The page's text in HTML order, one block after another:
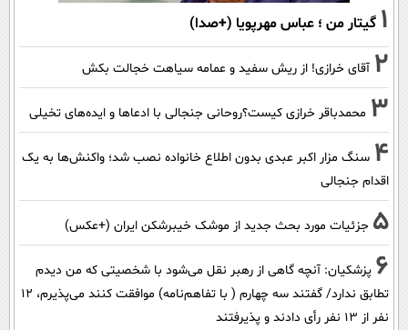
1 گیتار من ؛ عباس مهرپویا (+صدا)
2 آقای خرازی! از ریش سفید و عمامه سیاهت خجالت بکش
3 محمدباقر خرازی کیست؟روحانی جنجالی با ادعاها و ایده‌های تخیلی
4 سنگ مزار اکبر عبدی بدون اطلاع خانواده نصب شد؛ واکنش‌ها به یک
اقدام جنجالی
5 جزئیات مورد بحث جدید از موشک خیبرشکن ایران (+عکس)
6 پزشکیان‌: آنچه گاهی از رهبر نقل می‌شود با شخصیتی که من دیدم
تطابق ندارد/ گفتند سه چهارم ( با تفاهم‌نامه) موافقت کنند می‌پذیرم، 12
نفر از 13 نفر رأی دادند و پذیرفتند